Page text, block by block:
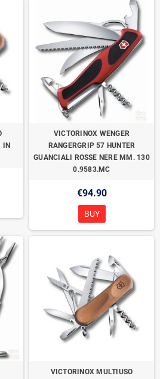
IN
VICTORINOX WENGER
RANGERGRIP 57 HUNTER
GUANCIALI ROSSE NERE MM. 130
0.9583.MC
€94.90
BUY
VICTORINOX MULTIUSO